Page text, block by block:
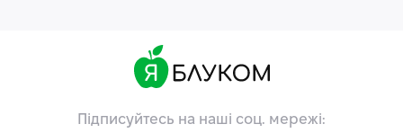
Підписуйтесь на наші соц. мережі: